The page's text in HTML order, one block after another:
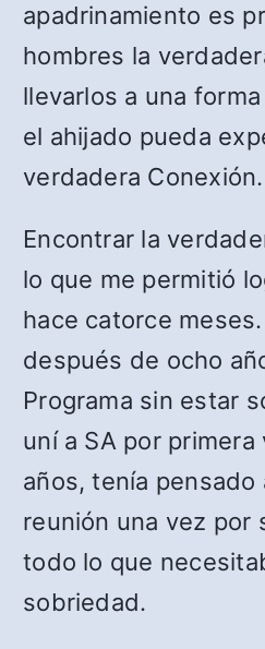
apadrinamiento es
hombres la
llevarlos a una
el ahijado pueda
verdadera Conexión.
Encontrar la
lo que me permitió
hace catorce
después de ocho
Programa sin estar
uní a SA por
años, tenía pensado
reunión una vez por
todo lo que
sobriedad.